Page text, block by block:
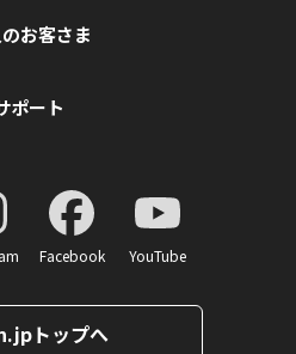
お客さま
ポート
Facebook YouTube
トップへ